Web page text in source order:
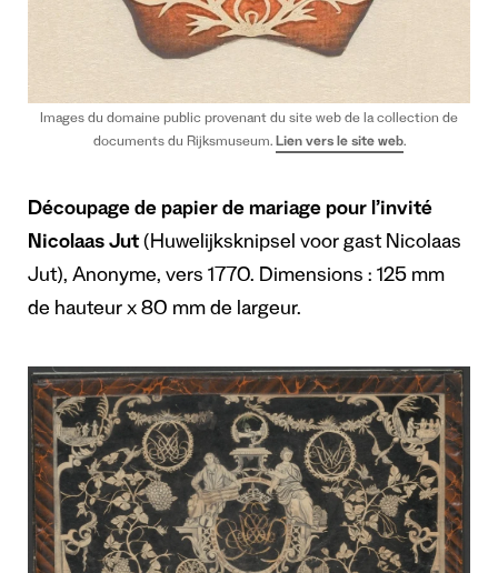
Images du domaine public provenant du site web de la collection de
documents du Rijksmuseum. Lien vers le site web.
Découpage de papier de mariage pour l’invité
Nicolaas Jut (Huwelijksknipsel voor gast Nicolaas
Jut), Anonyme, vers 1770. Dimensions : 125 mm
de hauteur x 80 mm de largeur.